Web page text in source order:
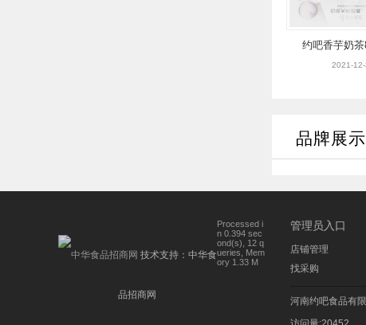
约吧香芋奶
2021-12-
品牌展示
技术支持： 中华食
品招商网
管理员入口
店铺管理
找采购
河南约吧食品有
Processed i
n 0.394 sec
ond(s), 12 q
ueries, Mem
ory 1.33 M